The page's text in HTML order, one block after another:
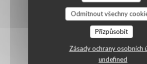
Odmítnout všechny
Přizpůsobit
Zásady ochrany osobních
undefined